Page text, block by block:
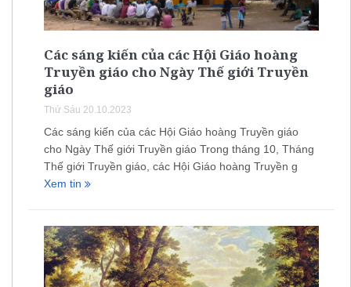
Các sáng kiến của các Hội Giáo hoàng
Truyền giáo cho Ngày Thế giới Truyền
giáo
Thứ Sáu 20.10.2023
Các sáng kiến của các Hội Giáo hoàng Truyền giáo
cho Ngày Thế giới Truyền giáo Trong tháng 10, Tháng
Thế giới Truyền giáo, các Hội Giáo hoàng Truyền g
Xem tin